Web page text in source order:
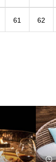
61 62